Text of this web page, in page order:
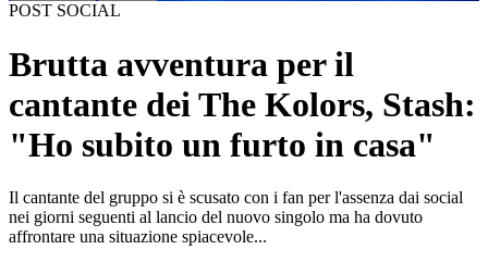
POST SOCIAL
Brutta avventura per il
cantante dei The Kolors, Stash:
"Ho subito un furto in casa"
Il cantante del gruppo si è scusato con i fan per l'assenza dai social
nei giorni seguenti al lancio del nuovo singolo ma ha dovuto
affrontare una situazione spiacevole...